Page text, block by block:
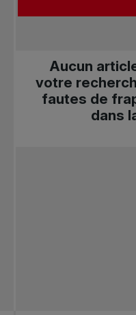
Aucun
votre
fautes de
dans